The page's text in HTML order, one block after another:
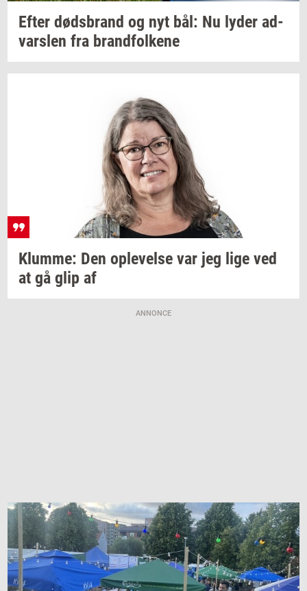
Efter døds­brand og nyt bål: Nu lyder ad­
vars­len fra brand­fol­ke­ne
Klum­me: Den op­le­vel­se var jeg lige ved
at gå glip af
ANNONCE